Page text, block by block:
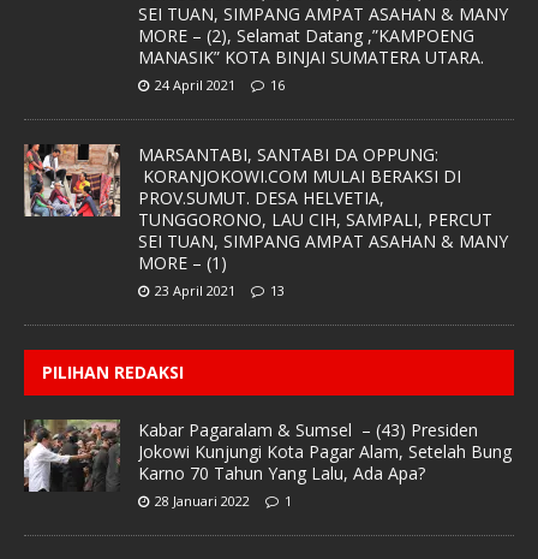
SEI TUAN, SIMPANG AMPAT ASAHAN & MANY
MORE – (2), Selamat Datang ,”KAMPOENG
MANASIK” KOTA BINJAI SUMATERA UTARA.
24 April 2021 16
MARSANTABI, SANTABI DA OPPUNG:
KORANJOKOWI.COM MULAI BERAKSI DI
PROV.SUMUT. DESA HELVETIA,
TUNGGORONO, LAU CIH, SAMPALI, PERCUT
SEI TUAN, SIMPANG AMPAT ASAHAN & MANY
MORE – (1)
23 April 2021 13
PILIHAN REDAKSI
Kabar Pagaralam & Sumsel – (43) Presiden
Jokowi Kunjungi Kota Pagar Alam, Setelah Bung
Karno 70 Tahun Yang Lalu, Ada Apa?
28 Januari 2022 1